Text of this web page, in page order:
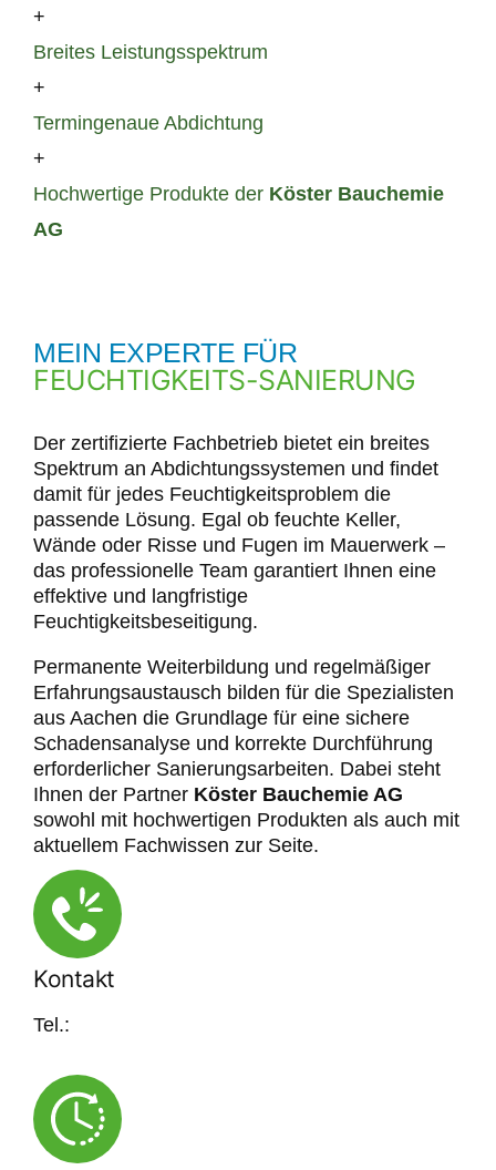
+
Breites Leistungsspektrum
+
Termingenaue Abdichtung
+
Hochwertige Produkte der Köster Bauchemie
AG
MEIN EXPERTE FÜR
FEUCHTIGKEITS-SANIERUNG
Der zertifizierte Fachbetrieb bietet ein breites
Spektrum an Abdichtungssystemen und findet
damit für jedes Feuchtigkeitsproblem die
passende Lösung. Egal ob feuchte Keller,
Wände oder Risse und Fugen im Mauerwerk –
das professionelle Team garantiert Ihnen eine
effektive und langfristige
Feuchtigkeitsbeseitigung.
Permanente Weiterbildung und regelmäßiger
Erfahrungsaustausch bilden für die Spezialisten
aus Aachen die Grundlage für eine sichere
Schadensanalyse und korrekte Durchführung
erforderlicher Sanierungsarbeiten. Dabei steht
Ihnen der Partner Köster Bauchemie AG
sowohl mit hochwertigen Produkten als auch mit
aktuellem Fachwissen zur Seite.
Kontakt
Tel.: